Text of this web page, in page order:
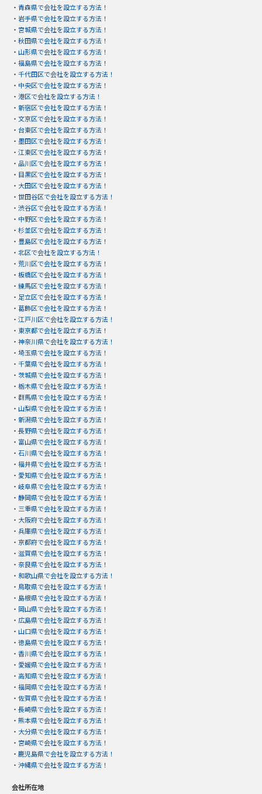
・ 青森県で会社を設立する方法！
・ 岩手県で会社を設立する方法！
・ 宮城県で会社を設立する方法！
・ 秋田県で会社を設立する方法！
・ 山形県で会社を設立する方法！
・ 福島県で会社を設立する方法！
・ 千代田区で会社を設立する方法！
・ 中央区で会社を設立する方法！
・ 港区で会社を設立する方法！
・ 新宿区で会社を設立する方法！
・ 文京区で会社を設立する方法！
・ 台東区で会社を設立する方法！
・ 墨田区で会社を設立する方法！
・ 江東区で会社を設立する方法！
・ 品川区で会社を設立する方法！
・ 目黒区で会社を設立する方法！
・ 大田区で会社を設立する方法！
・ 世田谷区で会社を設立する方法！
・ 渋谷区で会社を設立する方法！
・ 中野区で会社を設立する方法！
・ 杉並区で会社を設立する方法！
・ 豊島区で会社を設立する方法！
・ 北区で会社を設立する方法！
・ 荒川区で会社を設立する方法！
・ 板橋区で会社を設立する方法！
・ 練馬区で会社を設立する方法！
・ 足立区で会社を設立する方法！
・ 葛飾区で会社を設立する方法！
・ 江戸川区で会社を設立する方法！
・ 東京都で会社を設立する方法！
・ 神奈川県で会社を設立する方法！
・ 埼玉県で会社を設立する方法！
・ 千葉県で会社を設立する方法！
・ 茨城県で会社を設立する方法！
・ 栃木県で会社を設立する方法！
・ 群馬県で会社を設立する方法！
・ 山梨県で会社を設立する方法！
・ 新潟県で会社を設立する方法！
・ 長野県で会社を設立する方法！
・ 富山県で会社を設立する方法！
・ 石川県で会社を設立する方法！
・ 福井県で会社を設立する方法！
・ 愛知県で会社を設立する方法！
・ 岐阜県で会社を設立する方法！
・ 静岡県で会社を設立する方法！
・ 三重県で会社を設立する方法！
・ 大阪府で会社を設立する方法！
・ 兵庫県で会社を設立する方法！
・ 京都府で会社を設立する方法！
・ 滋賀県で会社を設立する方法！
・ 奈良県で会社を設立する方法！
・ 和歌山県で会社を設立する方法！
・ 鳥取県で会社を設立する方法！
・ 島根県で会社を設立する方法！
・ 岡山県で会社を設立する方法！
・ 広島県で会社を設立する方法！
・ 山口県で会社を設立する方法！
・ 徳島県で会社を設立する方法！
・ 香川県で会社を設立する方法！
・ 愛媛県で会社を設立する方法！
・ 高知県で会社を設立する方法！
・ 福岡県で会社を設立する方法！
・ 佐賀県で会社を設立する方法！
・ 長崎県で会社を設立する方法！
・ 熊本県で会社を設立する方法！
・ 大分県で会社を設立する方法！
・ 宮崎県で会社を設立する方法！
・ 鹿児島県で会社を設立する方法！
・ 沖縄県で会社を設立する方法！
会社所在地